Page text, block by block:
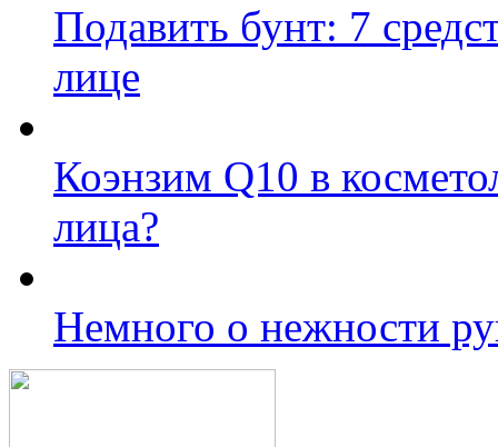
Подавить бунт: 7
лице
Коэнзим Q10 в
лица?
Немного о нежности